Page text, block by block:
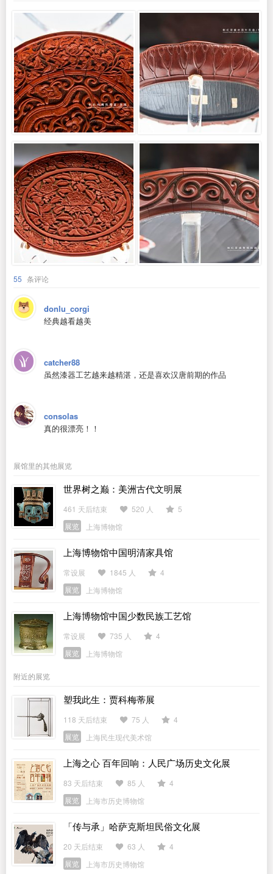
55 条评论
donlu_corgi
经典越看越美
catcher88
虽然漆器工艺越来越精湛，还是喜欢汉唐前期的作品
consolas
真的很漂亮！！
展馆里的其他展览
世界树之巅：美洲古代文明展
461 天后结束 520 人
5
展览
上海博物馆
上海博物馆中国明清家具馆
常设展 1845 人
4
展览
上海博物馆
上海博物馆中国少数民族工艺馆
常设展 735 人
4
展览
上海博物馆
附近的展览
塑我此生：贾科梅蒂展
118 天后结束 75 人
4
展览
上海民生现代美术馆
上海之心 百年回响：人民广场历史文化展
83 天后结束 85 人
4
展览
上海市历史博物馆
「传与承」哈萨克斯坦民俗文化展
20 天后结束 63 人
4
展览
上海市历史博物馆